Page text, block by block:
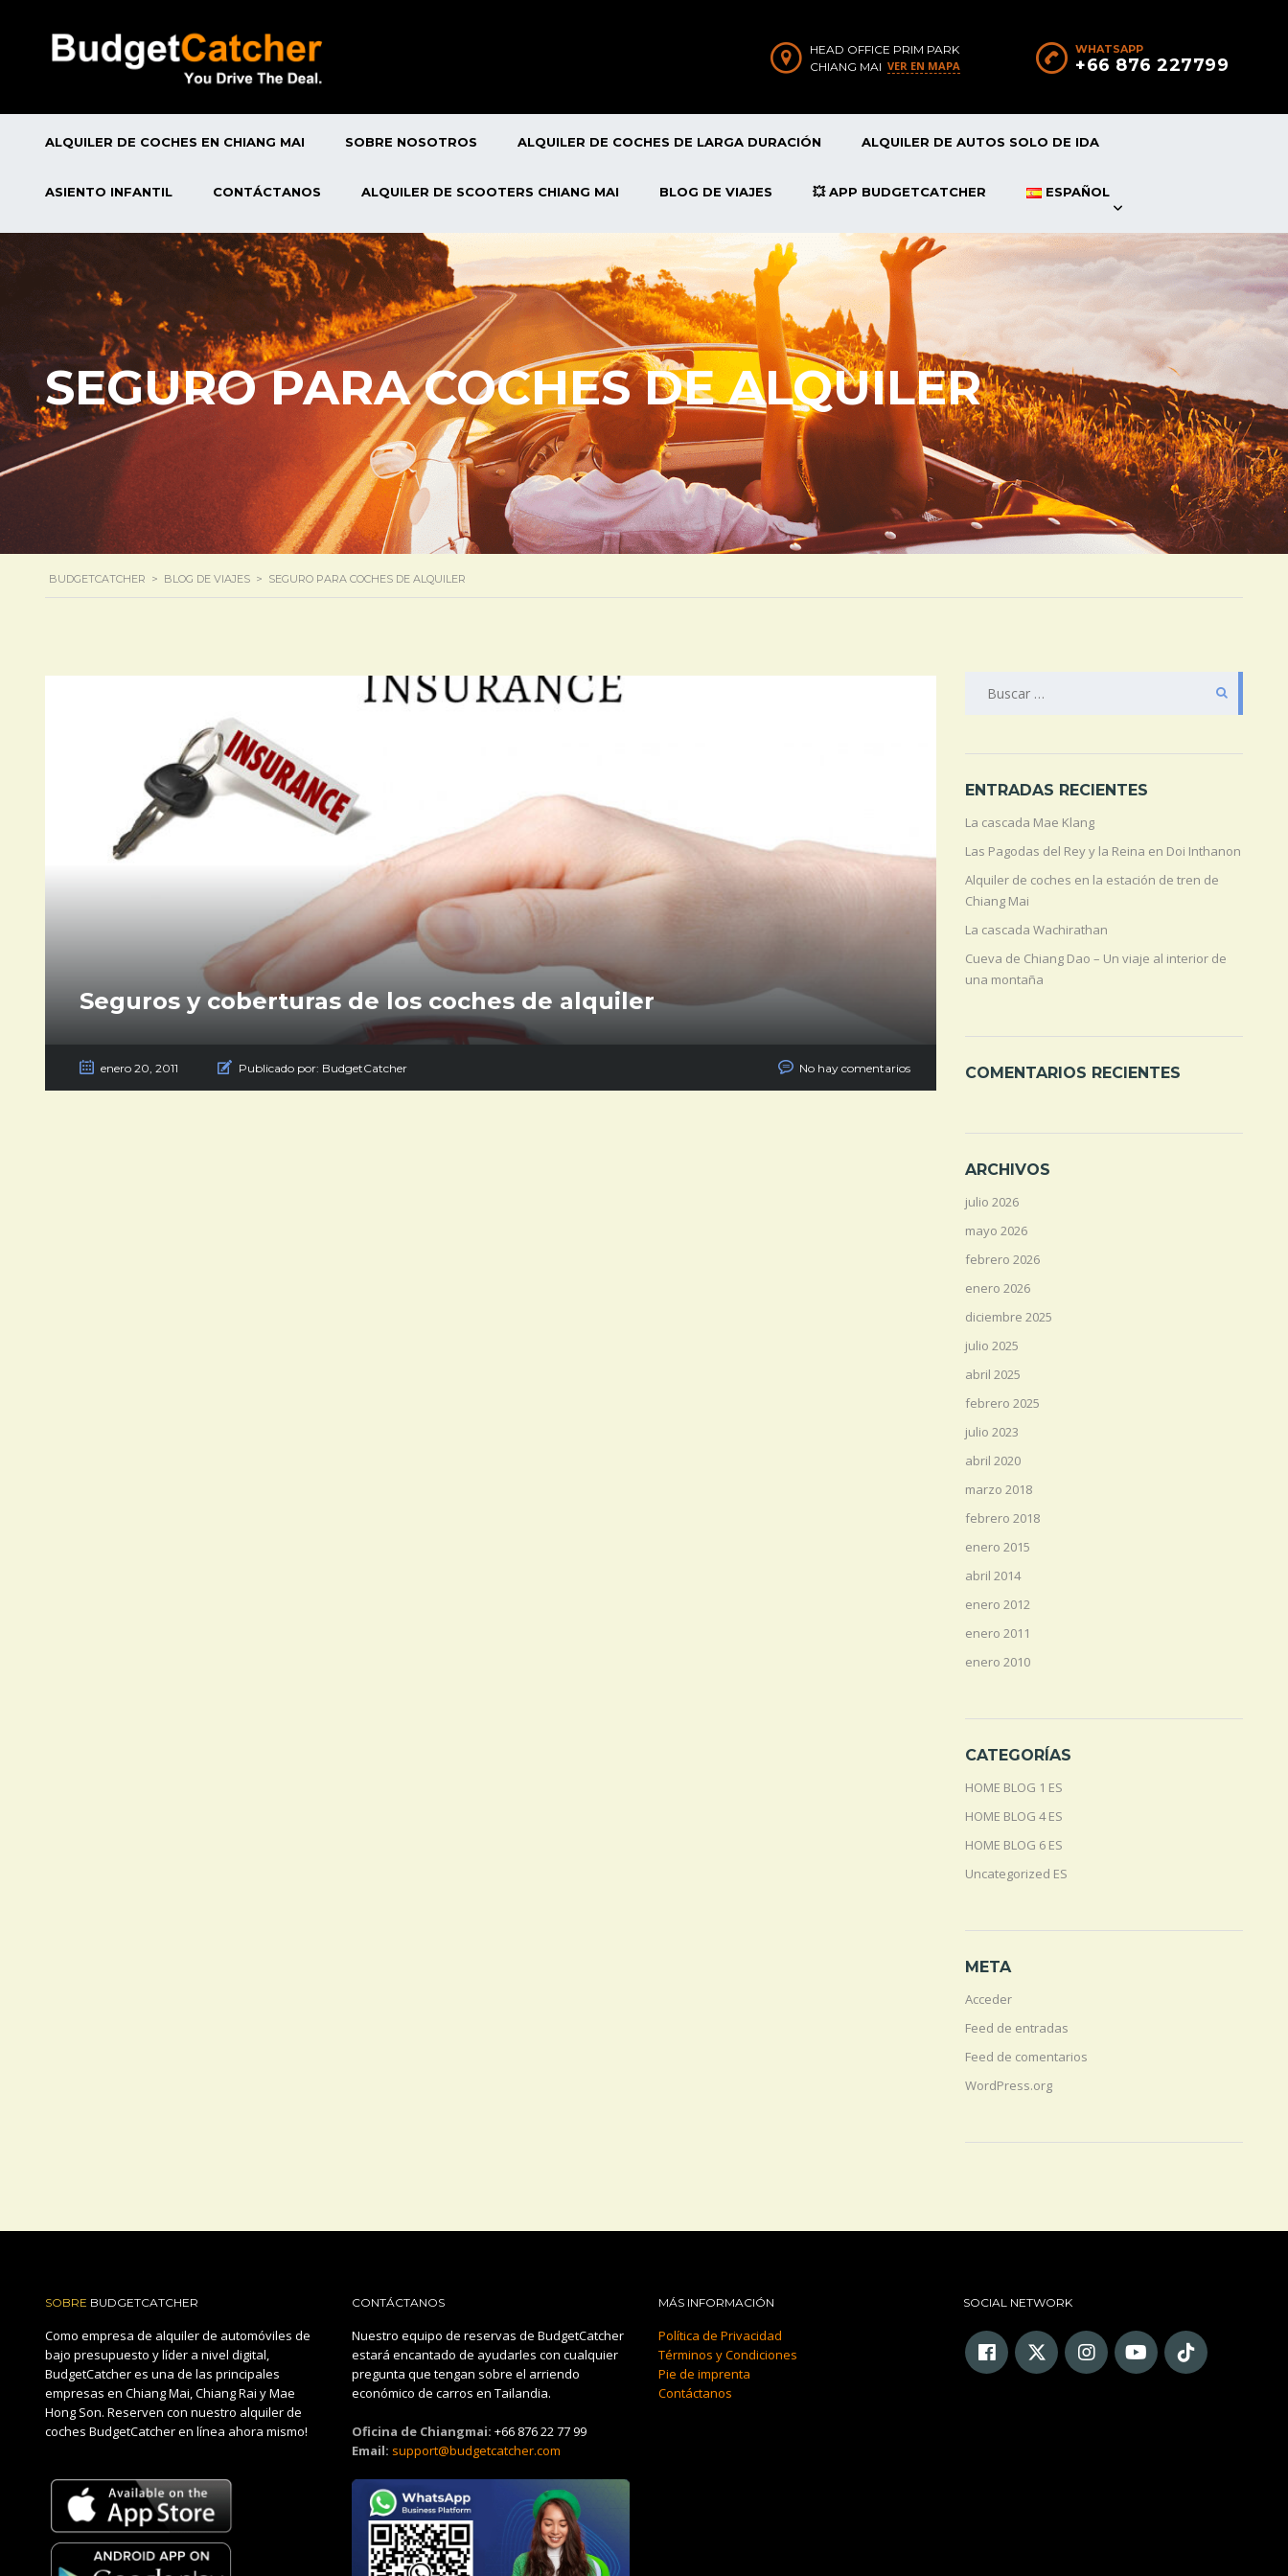
WHATSAPP
+66 876 227799
HEAD OFFICE PRIM PARK
CHIANG MAI VER EN MAPA
ALQUILER DE COCHES EN CHIANG MAI SOBRE NOSOTROS ALQUILER DE COCHES DE LARGA DURACIÓN ALQUILER DE AUTOS SOLO DE IDA
ASIENTO INFANTIL CONTÁCTANOS ALQUILER DE SCOOTERS CHIANG MAI BLOG DE VIAJES 💥 APP BUDGETCATCHER ESPAÑOL
SEGURO PARA COCHES DE ALQUILER
BUDGETCATCHER > BLOG DE VIAJES > SEGURO PARA COCHES DE ALQUILER
Seguros y coberturas de los coches de alquiler
enero 20, 2011 Publicado por: BudgetCatcher No hay comentarios
BUSCAR:
ENTRADAS RECIENTES
La cascada Mae Klang
Las Pagodas del Rey y la Reina en Doi Inthanon
Alquiler de coches en la estación de tren de
Chiang Mai
La cascada Wachirathan
Cueva de Chiang Dao – Un viaje al interior de
una montaña
COMENTARIOS RECIENTES
ARCHIVOS
julio 2026
mayo 2026
febrero 2026
enero 2026
diciembre 2025
julio 2025
abril 2025
febrero 2025
julio 2023
abril 2020
marzo 2018
febrero 2018
enero 2015
abril 2014
enero 2012
enero 2011
enero 2010
CATEGORÍAS
HOME BLOG 1 ES
HOME BLOG 4 ES
HOME BLOG 6 ES
Uncategorized ES
META
Acceder
Feed de entradas
Feed de comentarios
WordPress.org
SOBRE BUDGETCATCHER
Como empresa de alquiler de automóviles de
bajo presupuesto y líder a nivel digital,
BudgetCatcher es una de las principales
empresas en Chiang Mai, Chiang Rai y Mae
Hong Son. Reserven con nuestro alquiler de
coches BudgetCatcher en línea ahora mismo!
CONTÁCTANOS
Nuestro equipo de reservas de BudgetCatcher
estará encantado de ayudarles con cualquier
pregunta que tengan sobre el arriendo
económico de carros en Tailandia.
Oficina de Chiangmai: +66 876 22 77 99
Email: support@budgetcatcher.com
MÁS INFORMACIÓN
Política de Privacidad
Términos y Condiciones
Pie de imprenta
Contáctanos
SOCIAL NETWORK